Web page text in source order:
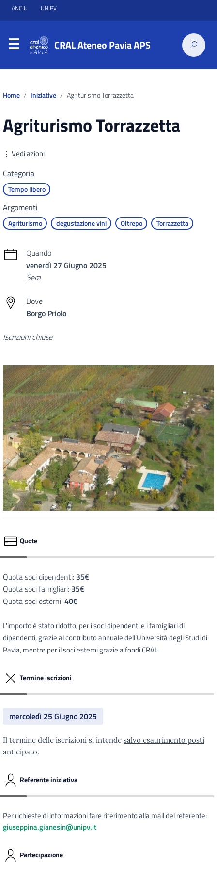
ANCIU UNIPV
CRAL Ateneo Pavia APS
Home Iniziative Agriturismo Torrazzetta
Agriturismo Torrazzetta
⋮ Vedi azioni
Categoria
Tempo libero
Argomenti
Agriturismo degustazione vini Oltrepo Torrazzetta
Quando
venerdì 27 Giugno 2025
Sera
Dove
Borgo Priolo
Iscrizioni chiuse
Quote
Quota soci dipendenti: 35€
Quota soci famigliari: 35€
Quota soci esterni:40€
L'importo è stato ridotto, per i soci dipendenti e i famigliari di
dipendenti, grazie al contributo annuale dell’Università degli Studi di
Pavia, mentre per il soci esterni grazie a fondi CRAL.
Termine iscrizioni
mercoledì 25 Giugno 2025
Il termine delle iscrizioni si intende salvo esaurimento posti
anticipato.
Referente iniziativa
Per richieste di informazioni fare riferimento alla mail del referente:
giuseppina.gianesin@unipv.it
Partecipazione